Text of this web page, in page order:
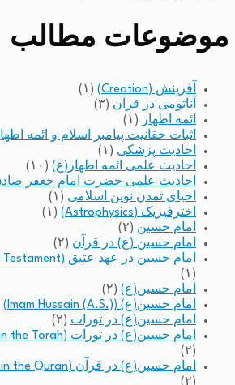
موضوعات مطالب
آفرینش (Creation)
(۱)
آناتومی در قرآن (۳)
ائمه اطهار
(۱)
اثبات حقانیت پیامبر اسلام و ائمه
احادیث پزشکی (۱)
احادیث علمی ائمه اطهار(ع) (۱۰)
احادیث علمی حضرت امام جعفر
احیای تمدن نوین اسلامی (۱)
اخترفیزیک (Astrophysics)
(۱)
امام حسین (۲)
امام حسین (ع) در قرآن (۲)
امام حسین در عهد عتیق (Imam Hossein in Old Testament)
(۱)
امام حسین(ع) (۲)
امام حسین(ع) (Imam Hussain (A.S.))
امام حسین(ع) در تورات (۲)
امام حسین(ع) در تورات (Imam Hussain (A.S.) in the Torah)
(۲)
امام حسین(ع) در قرآن (Imam Hussain (A.S.) in the Quran)
(۲)